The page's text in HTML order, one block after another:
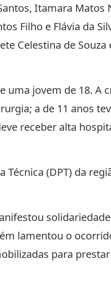
Itamara Matos
Filho e Flávia da
Celestina de Souza
uma jovem de 18. A
a de 11 anos
receber alta
(DPT) da
lamentou o
para prestar